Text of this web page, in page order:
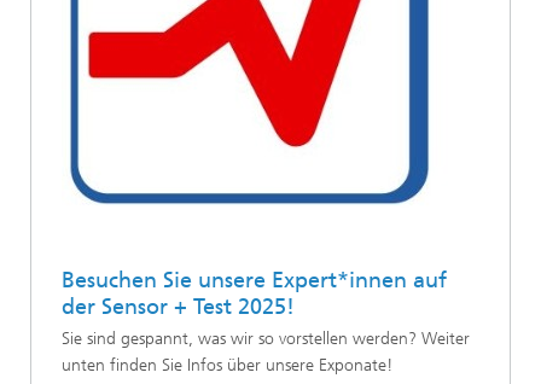
Besuchen Sie unsere Expert*innen auf
der Sensor + Test 2025!
Sie sind gespannt, was wir so vorstellen werden? Weiter
unten finden Sie Infos über unsere Exponate!